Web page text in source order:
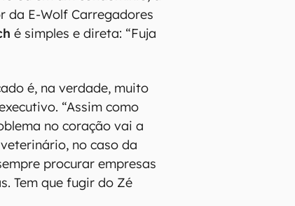
da E-Wolf Carregadores
é simples e direta: “Fuja
é, na verdade, muito
“Assim como
no coração vai a
no caso da
procurar empresas
Tem que fugir do Zé